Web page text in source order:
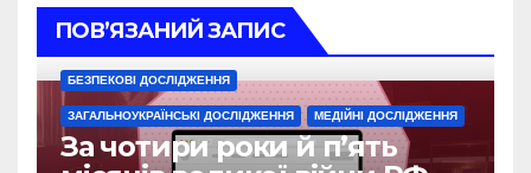
ПОВ’ЯЗАНИЙ ЗАПИС
БЕЗПЕКОВІ ДОСЛІДЖЕННЯ
ЗАГАЛЬНОУКРАЇНСЬКІ ДОСЛІДЖЕННЯ МЕДІЙНІ ДОСЛІДЖЕННЯ
За чотири роки й п’ять